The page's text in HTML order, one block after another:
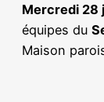
Mercredi 28
équipes du
Maison